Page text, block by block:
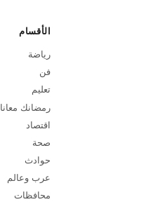
الأقسام
رياضة
فن
تعليم
رمضانك معانا
اقتصاد
صحة
حوادث
عرب وعالم
محافظات